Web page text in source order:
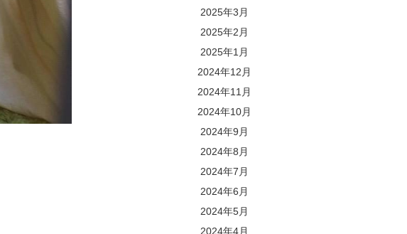
2025年3月
2025年2月
2025年1月
2024年12月
2024年11月
2024年10月
2024年9月
2024年8月
2024年7月
2024年6月
2024年5月
2024年4月